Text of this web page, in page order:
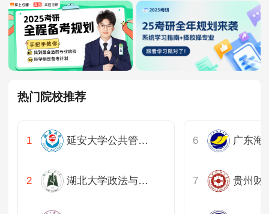
热门院校推荐
延安大学公共管理学院
湖北大学政法与公共管理学院
广东海
贵州财